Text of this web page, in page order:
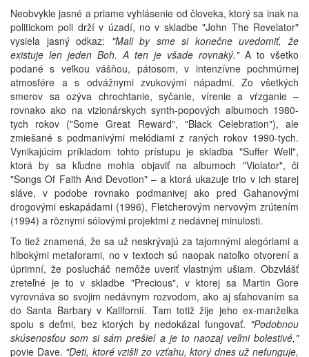
Neobvykle jasné a priame vyhlásenie od človeka, ktorý sa inak na
politickom poli drží v úzadí, no v skladbe "John The Revelator"
vysiela jasný odkaz: "Mali by sme si konečne uvedomiť, že
existuje len jeden Boh. A ten je všade rovnaký."A to všetko
podané s veľkou vášňou, pátosom, v intenzívne pochmúrnej
atmosfére a s odvážnymi zvukovými nápadmi. Zo všetkých
smerov sa ozýva chrochtanie, syčanie, vírenie a vŕzganie –
rovnako ako na vizionárskych synth-popových albumoch 1980-
tych rokov ("Some Great Reward", "Black Celebration"), ale
zmiešané s podmanivými melódiami z raných rokov 1990-tych.
Vynikajúcim príkladom tohto prístupu je skladba "Suffer Well",
ktorá by sa kľudne mohla objaviť na albumoch "Violator", či
"Songs Of Faith And Devotion" – a ktorá ukazuje trio v ich starej
sláve, v podobe rovnako podmanivej ako pred Gahanovými
drogovými eskapádami (1996), Fletcherovým nervovým zrútením
(1994) a rôznymi sólovými projektmi z nedávnej minulosti.
To tiež znamená, že sa už neskrývajú za tajomnými alegóriami a
hlbokými metaforami, no v textoch sú naopak natoľko otvorení a
úprimní, že poslucháč nemôže uveriť vlastným ušiam. Obzvlášť
zreteľné je to v skladbe "Precious", v ktorej sa Martin Gore
vyrovnáva so svojim nedávnym rozvodom, ako aj sťahovaním sa
do Santa Barbary v Kalifornií. Tam totiž žije jeho ex-manželka
spolu s deťmi, bez ktorých by nedokázal fungovať. "Podobnou
skúsenosťou som si sám prešiel a je to naozaj veľmi bolestivé,"
povie Dave. "Deti, ktoré vzišli zo vzťahu, ktorý dnes už nefunguje,